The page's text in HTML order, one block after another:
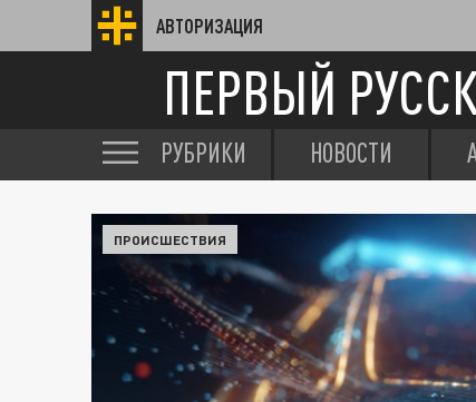
АВТОРИЗАЦИЯ
ПЕРВЫЙ
РУБРИКИ НОВОСТИ
ПРОИСШЕСТВИЯ